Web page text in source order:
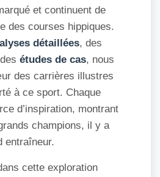
et continuent de
des courses hippiques.
détaillées, des
études de cas, nous
des carrières illustres
à ce sport. Chaque
d’inspiration, montrant
champions, il y a
entraîneur.
cette exploration